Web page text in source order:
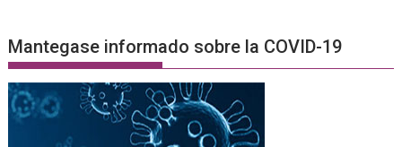
Mantegase informado sobre la COVID-19